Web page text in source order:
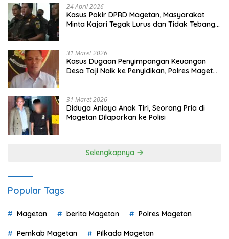
24 April 2026
Kasus Pokir DPRD Magetan, Masyarakat
Minta Kajari Tegak Lurus dan Tidak Tebang
31 Maret 2026
Kasus Dugaan Penyimpangan Keuangan
Desa Taji Naik ke Penyidikan, Polres Magetan
31 Maret 2026
Diduga Aniaya Anak Tiri, Seorang Pria di
Magetan Dilaporkan ke Polisi
Selengkapnya
Popular Tags
Magetan berita Magetan Polres Magetan
Pemkab Magetan Pilkada Magetan